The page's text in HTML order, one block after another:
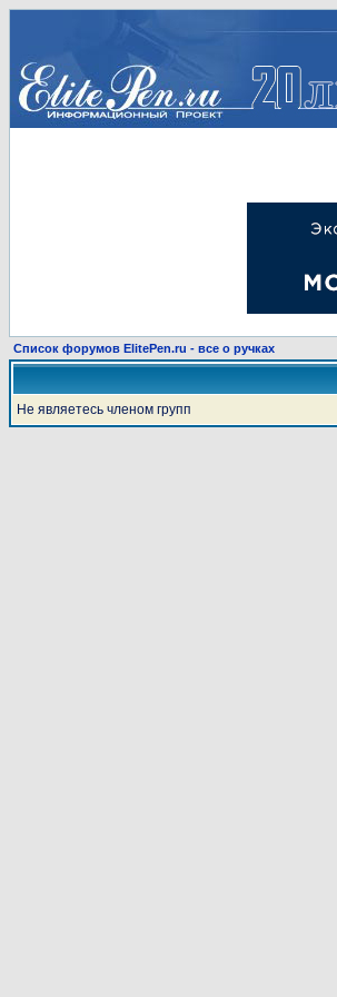
Список форумов ElitePen.ru - все о ручках
Не являетесь членом групп